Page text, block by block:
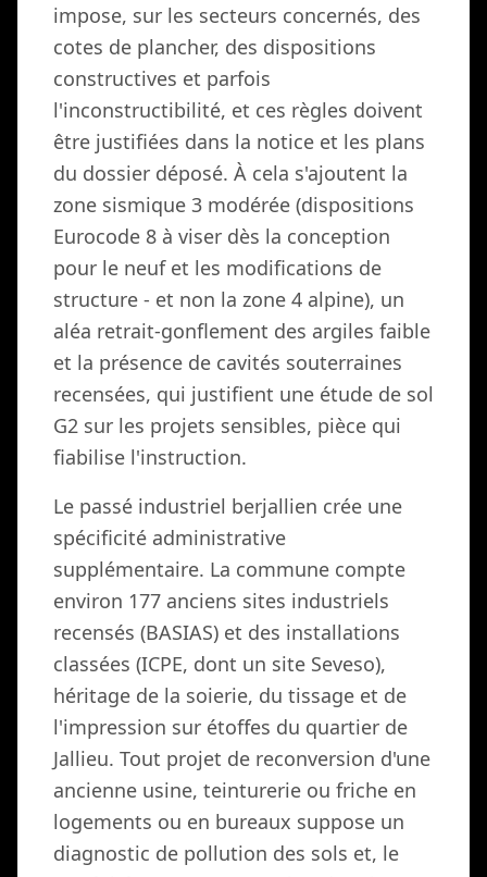
impose, sur les secteurs concernés, des
cotes de plancher, des dispositions
constructives et parfois
l'inconstructibilité, et ces règles doivent
être justifiées dans la notice et les plans
du dossier déposé. À cela s'ajoutent la
zone sismique 3 modérée (dispositions
Eurocode 8 à viser dès la conception
pour le neuf et les modifications de
structure - et non la zone 4 alpine), un
aléa retrait-gonflement des argiles faible
et la présence de cavités souterraines
recensées, qui justifient une étude de sol
G2 sur les projets sensibles, pièce qui
fiabilise l'instruction.
Le passé industriel berjallien crée une
spécificité administrative
supplémentaire. La commune compte
environ 177 anciens sites industriels
recensés (BASIAS) et des installations
classées (ICPE, dont un site Seveso),
héritage de la soierie, du tissage et de
l'impression sur étoffes du quartier de
Jallieu. Tout projet de reconversion d'une
ancienne usine, teinturerie ou friche en
logements ou en bureaux suppose un
diagnostic de pollution des sols et, le